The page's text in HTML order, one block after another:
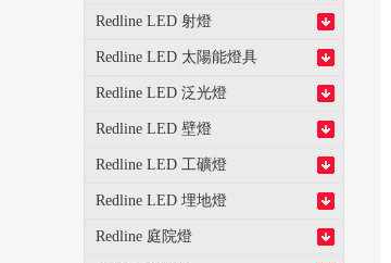
Redline LED 射燈
Redline LED 太陽能燈具
Redline LED 泛光燈
Redline LED 壁燈
Redline LED 工礦燈
Redline LED 埋地燈
Redline 庭院燈